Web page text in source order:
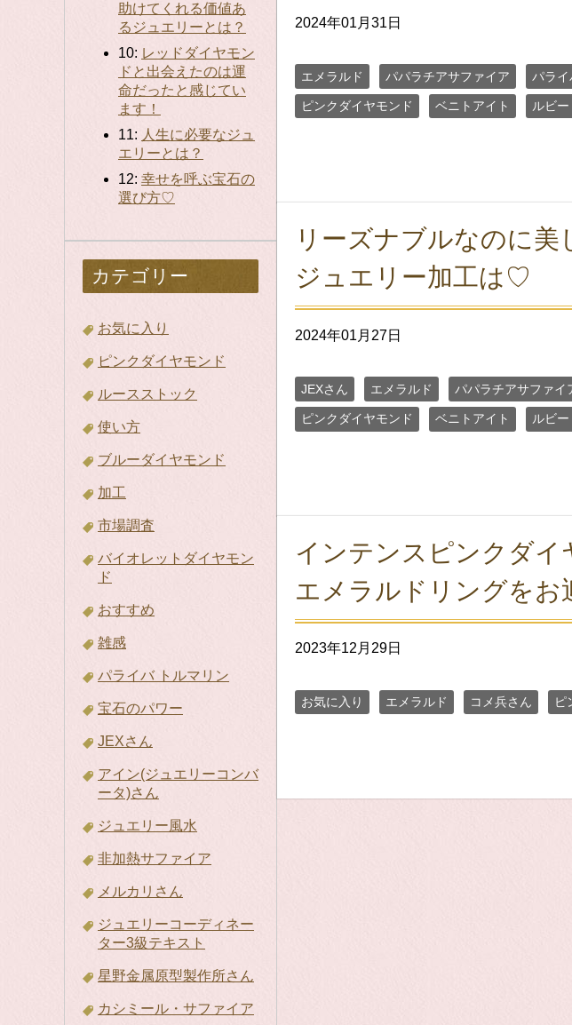
助けてくれる価値あ
るジュエリーとは？
10: レッドダイヤモン
ドと出会えたのは運
命だったと感じてい
ます！
11: 人生に必要なジュ
エリーとは？
12: 幸せを呼ぶ宝石の
選び方♡
カテゴリー
お気に入り
ピンクダイヤモンド
ルースストック
使い方
ブルーダイヤモンド
加工
市場調査
バイオレットダイヤモン
ド
おすすめ
雑感
パライバ トルマリン
宝石のパワー
JEXさん
アイン(ジュエリーコンバ
ータ)さん
ジュエリー風水
非加熱サファイア
メルカリさん
ジュエリーコーディネー
ター3級テキスト
星野金属原型製作所さん
カシミール・サファイア
2024年01月31日
エメラルド パパラチアサファイア パライ
ピンクダイヤモンド ベニトアイト ルビー
リーズナブルなのに
ジュエリー加工は♡
2024年01月27日
JEXさん エメラルド パパラチアサファイ
ピンクダイヤモンド ベニトアイト ルビー
インテンスピンクダイ
エメラルドリングを
2023年12月29日
お気に入り エメラルド コメ兵さん ピ